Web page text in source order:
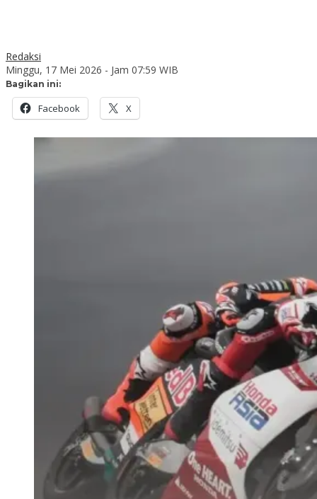
Redaksi
Minggu, 17 Mei 2026 - Jam 07:59 WIB
Bagikan ini:
Facebook X